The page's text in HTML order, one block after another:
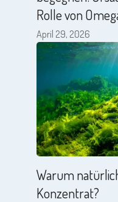
Rolle von
April 29, 2026
Warum
Konzentrat?